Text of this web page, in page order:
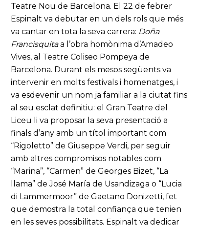
Teatre Nou de Barcelona. El 22 de febrer
Espinalt va debutar en un dels rols que més
va cantar en tota la seva carrera: Doña
Francisquitaa l’obra homònima d’Amadeo
Vives, al Teatre Coliseo Pompeya de
Barcelona. Durant els mesos següents va
intervenir en molts festivals i homenatges, i
va esdevenir un nom ja familiar a la ciutat fins
al seu esclat definitiu: el Gran Teatre del
Liceu li va proposar la seva presentació a
finals d’any amb un títol important com
“Rigoletto” de Giuseppe Verdi, per seguir
amb altres compromisos notables com
“Marina”, “Carmen” de Georges Bizet, “La
llama” de José María de Usandizaga o “Lucia
di Lammermoor” de Gaetano Donizetti, fet
que demostra la total confiança que tenien
en les seves possibilitats. Espinalt va dedicar